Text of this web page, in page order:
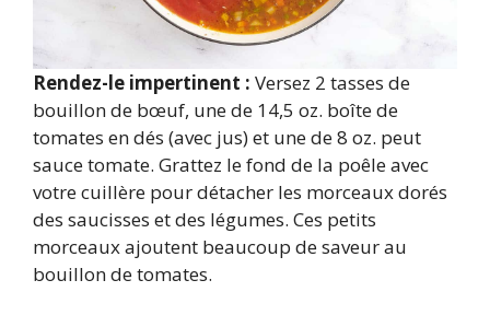
Rendez-le impertinent : Versez 2 tasses de
bouillon de bœuf, une de 14,5 oz. boîte de
tomates en dés (avec jus) et une de 8 oz. peut
sauce tomate. Grattez le fond de la poêle avec
votre cuillère pour détacher les morceaux dorés
des saucisses et des légumes. Ces petits
morceaux ajoutent beaucoup de saveur au
bouillon de tomates.